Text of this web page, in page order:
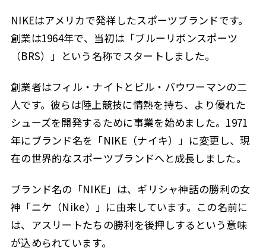
NIKEはアメリカで発祥したスポーツブランドです。
創業は1964年で、当初は「ブルーリボンスポーツ
（BRS）」という名称でスタートしました。
創業者はフィル・ナイトとビル・バウワーマンの二
人です。彼らは陸上競技に情熱を持ち、より優れた
シューズを開発するために事業を始めました。1971
年にブランド名を「NIKE（ナイキ）」に変更し、現
在の世界的なスポーツブランドへと成長しました。
ブランド名の「NIKE」は、ギリシャ神話の勝利の女
神「ニケ（Nike）」に由来しています。この名前に
は、アスリートたちの勝利を後押しするという意味
が込められています。